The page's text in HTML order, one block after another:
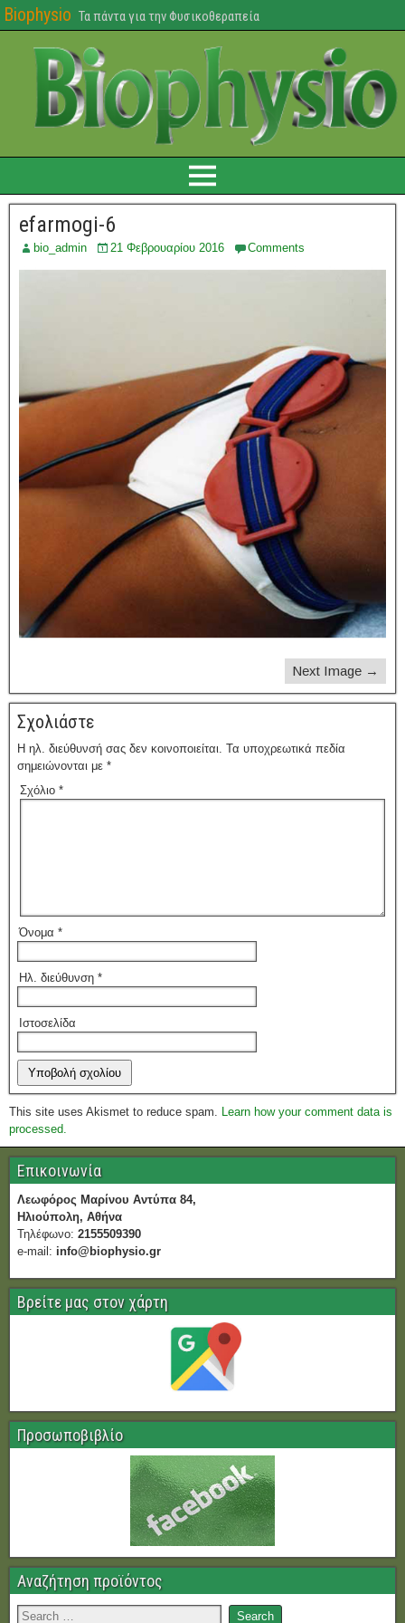
Biophysio Τα πάντα για την Φυσικοθεραπεία
efarmogi-6
bio_admin 21 Φεβρουαρίου 2016 Comments
Next Image →
Σχολιάστε
Η ηλ. διεύθυνσή σας δεν κοινοποιείται. Τα υποχρεωτικά πεδία
σημειώνονται με *
Σχόλιο *
Όνομα *
Ηλ. διεύθυνση *
Ιστοσελίδα
This site uses Akismet to reduce spam. Learn how your comment data is
processed.
Επικοινωνία
Λεωφόρος Μαρίνου Αντύπα 84,
Ηλιούπολη, Αθήνα
Τηλέφωνο: 2155509390
e-mail: info@biophysio.gr
Βρείτε μας στον χάρτη
Προσωποβιβλίο
Αναζήτηση προϊόντος